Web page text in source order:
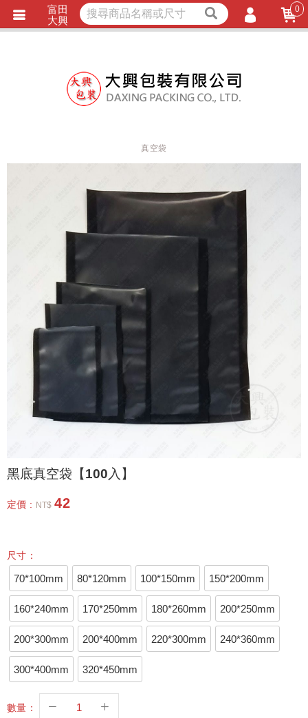
立即詢價 LINE詢問
真空袋
黑底真空袋【100入】
定價 : NT$ 42
尺寸：
70*100mm 80*120mm 100*150mm 150*200mm
160*240mm 170*250mm 180*260mm 200*250mm
200*300mm 200*400mm 220*300mm 240*360mm
300*400mm 320*450mm
數量：
富田
大興
0
會員註冊
忘記密碼
獨家商品 耐熱內襯